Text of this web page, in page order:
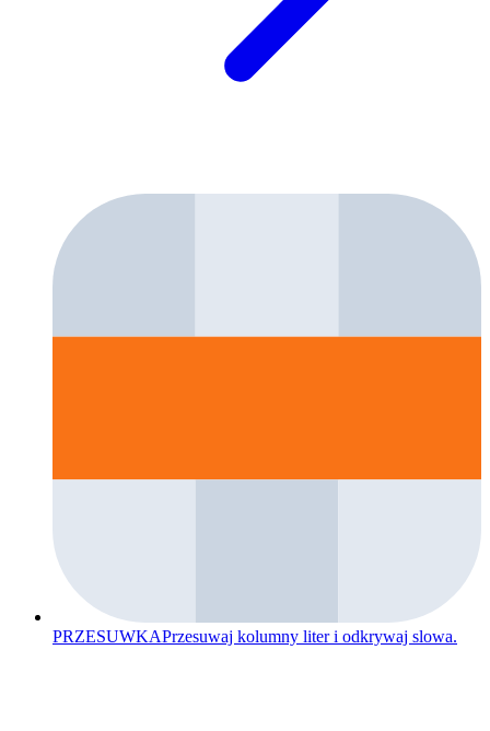
PRZESUWKAPrzesuwaj kolumny liter i odkrywaj slowa.